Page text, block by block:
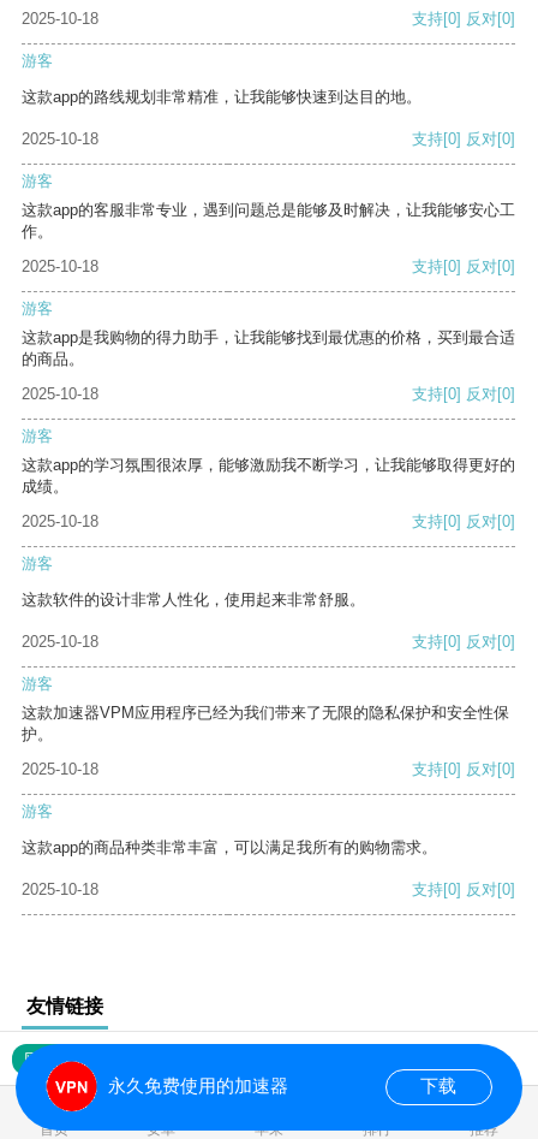
2025-10-18
支持[0] 反对[0]
游客
这款app的路线规划非常精准，让我能够快速到达目的地。
2025-10-18 支持[0] 反对[0]
游客
这款app的客服非常专业，遇到问题总是能够及时解决，让我能够安心工
作。
2025-10-18
支持[0] 反对[0]
游客
这款app是我购物的得力助手，让我能够找到最优惠的价格，买到最合适
的商品。
2025-10-18
支持[0] 反对[0]
游客
这款app的学习氛围很浓厚，能够激励我不断学习，让我能够取得更好的
成绩。
2025-10-18
支持[0] 反对[0]
游客
这款软件的设计非常人性化，使用起来非常舒服。
2025-10-18 支持[0] 反对[0]
游客
这款加速器VPM应用程序已经为我们带来了无限的隐私保护和安全性保
护。
2025-10-18
支持[0] 反对[0]
游客
这款app的商品种类非常丰富，可以满足我所有的购物需求。
2025-10-18 支持[0] 反对[0]
友情链接
网站地图
首页 安卓 苹果 排行 推荐
永久免费使用的加速器 下载
0.018987s